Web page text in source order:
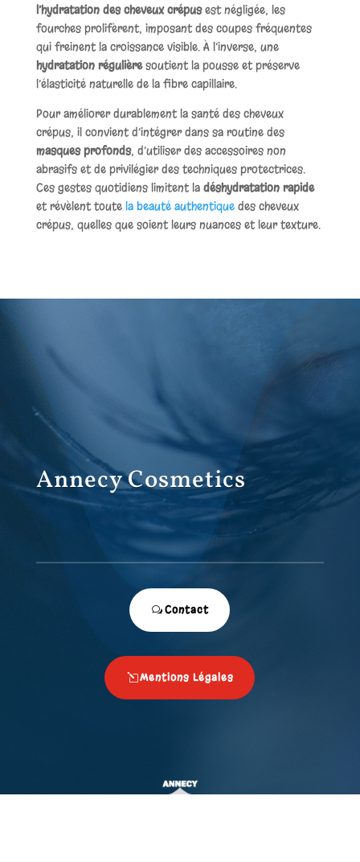
l’hydratation des cheveux crépusest négligée, les
fourches prolifèrent, imposant des coupes fréquentes
qui freinent la croissance visible. À l’inverse, une
hydratation régulièresoutient la pousse et préserve
l’élasticité naturelle de la fibre capillaire.
Pour améliorer durablement la santé des cheveux
crépus, il convient d’intégrer dans sa routine des
masques profonds, d’utiliser des accessoires non
abrasifs et de privilégier des techniques protectrices.
Ces gestes quotidiens limitent la déshydratation rapide
et révèlent toute la beauté authentiquedes cheveux
crépus, quelles que soient leurs nuances et leur texture.
Annecy Cosmetics
Contact
Mentions Légales